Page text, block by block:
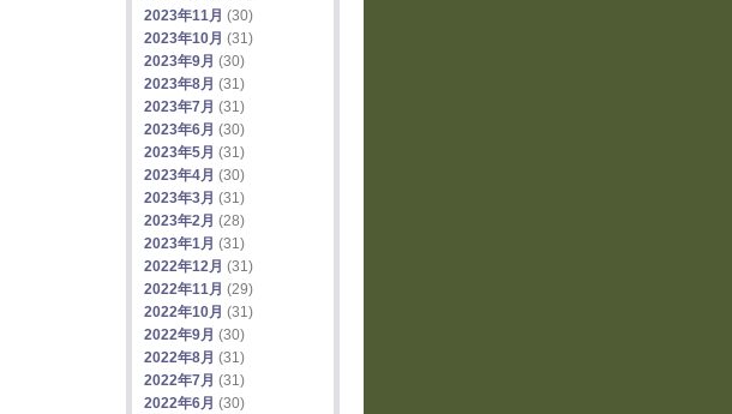
2023年11月 (30)
2023年10月 (31)
2023年9月 (30)
2023年8月 (31)
2023年7月 (31)
2023年6月 (30)
2023年5月 (31)
2023年4月 (30)
2023年3月 (31)
2023年2月 (28)
2023年1月 (31)
2022年12月 (31)
2022年11月 (29)
2022年10月 (31)
2022年9月 (30)
2022年8月 (31)
2022年7月 (31)
2022年6月 (30)